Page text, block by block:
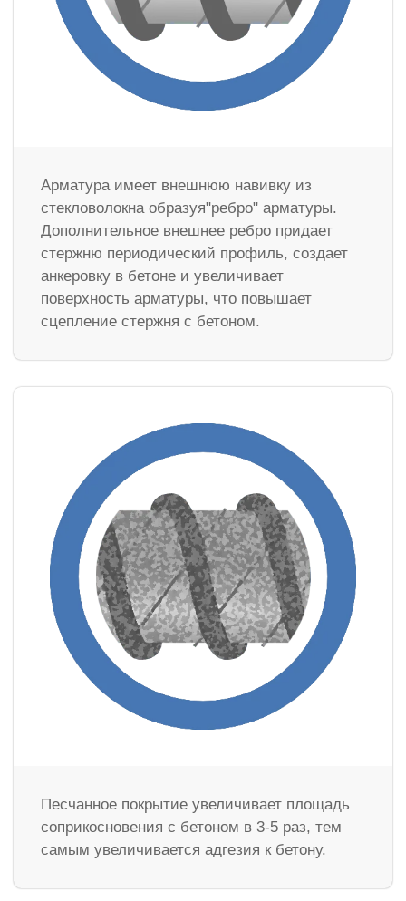
Арматура имеет внешнюю навивку из
стекловолокна образуя"ребро" арматуры.
Дополнительное внешнее ребро придает
стержню периодический профиль, создает
анкеровку в бетоне и увеличивает
поверхность арматуры, что повышает
сцепление стержня с бетоном.
Песчанное покрытие увеличивает площадь
соприкосновения с бетоном в 3-5 раз, тем
самым увеличивается адгезия к бетону.